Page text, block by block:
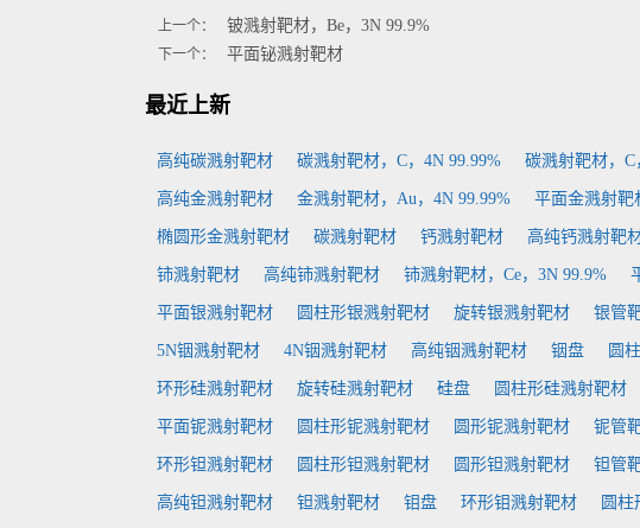
上一个： 铍溅射靶材，Be，3N 99.9%
下一个： 平面铋溅射靶材
最近上新
高纯碳溅射靶材 碳溅射靶材，C，4N 99.99% 碳溅射靶材，C
高纯金溅射靶材 金溅射靶材，Au，4N 99.99% 平面金溅射靶
椭圆形金溅射靶材 碳溅射靶材 钙溅射靶材 高纯钙溅射靶
铈溅射靶材 高纯铈溅射靶材 铈溅射靶材，Ce，3N 99.9%
平面银溅射靶材 圆柱形银溅射靶材 旋转银溅射靶材 银管
5N铟溅射靶材 4N铟溅射靶材 高纯铟溅射靶材 铟盘 圆
环形硅溅射靶材 旋转硅溅射靶材 硅盘 圆柱形硅溅射靶材
平面铌溅射靶材 圆柱形铌溅射靶材 圆形铌溅射靶材 铌管
环形钽溅射靶材 圆柱形钽溅射靶材 圆形钽溅射靶材 钽管
高纯钽溅射靶材 钽溅射靶材 钼盘 环形钼溅射靶材 圆柱